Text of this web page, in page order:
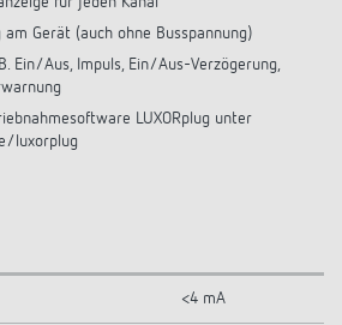
am Gerät (auch ohne Busspannung)
Ein/Aus, Impuls, Ein/Aus-Verzögerung,
LUXORplug unter
luxorplug
<4 mA